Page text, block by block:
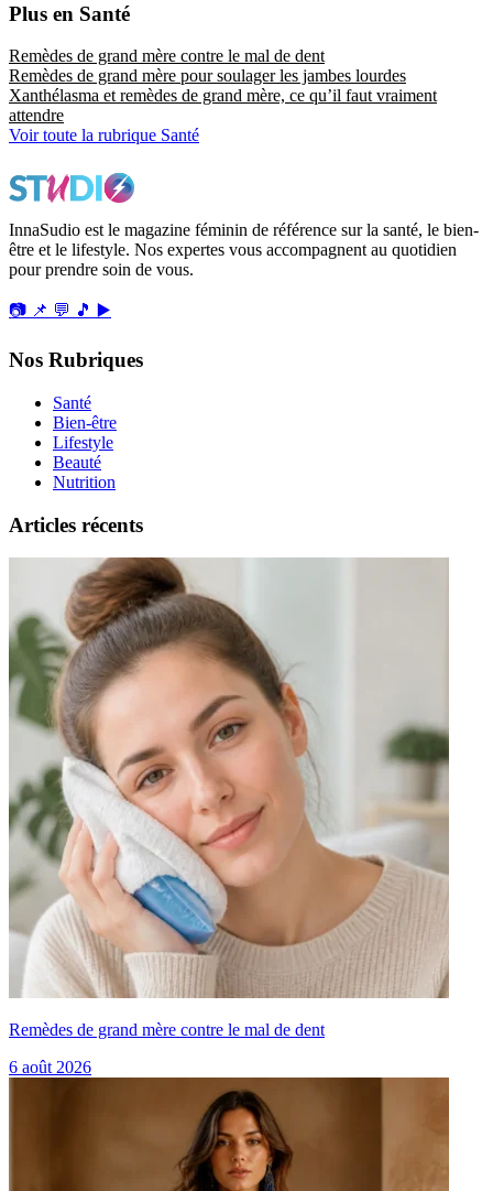
Plus en Santé
Remèdes de grand mère contre le mal de dent
Remèdes de grand mère pour soulager les jambes lourdes
Xanthélasma et remèdes de grand mère, ce qu’il faut vraiment
attendre
Voir toute la rubrique Santé
InnaSudio est le magazine féminin de référence sur la santé, le bien-
être et le lifestyle. Nos expertes vous accompagnent au quotidien
pour prendre soin de vous.
📷 📌 💬 🎵 ▶️
Nos Rubriques
Santé
Bien-être
Lifestyle
Beauté
Nutrition
Articles récents
Remèdes de grand mère contre le mal de dent
6 août 2026